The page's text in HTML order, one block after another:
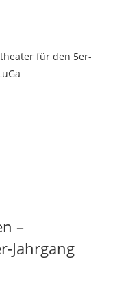
–
Jahrgang